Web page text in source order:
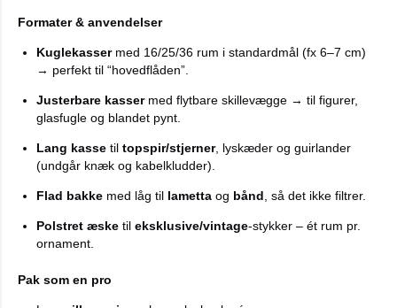
Formater & anvendelser
Kuglekassermed 16/25/36 rum i standardmål (fx 6–7 cm)
→ perfekt til “hovedflåden”.
Justerbare kassermed flytbare skillevægge → til figurer,
glasfugle og blandet pynt.
Lang kasse til topspir/stjerner, lyskæder og guirlander
(undgår knæk og kabelkludder).
Flad bakke med låg til lametta og bånd , så det ikke filtrer.
Polstret æske til eksklusive/vintage-stykker – ét rum pr.
ornament.
Pak som en pro